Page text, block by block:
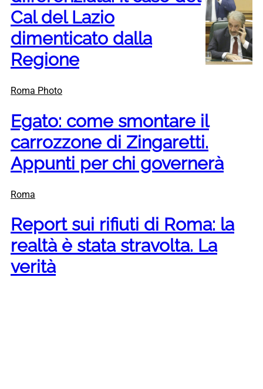
Cal del Lazio
dimenticato dalla
Regione
Roma Photo
Egato: come smontare il
carrozzone di Zingaretti.
Appunti per chi governerà
Roma
Report sui rifiuti di Roma: la
realtà è stata stravolta. La
verità